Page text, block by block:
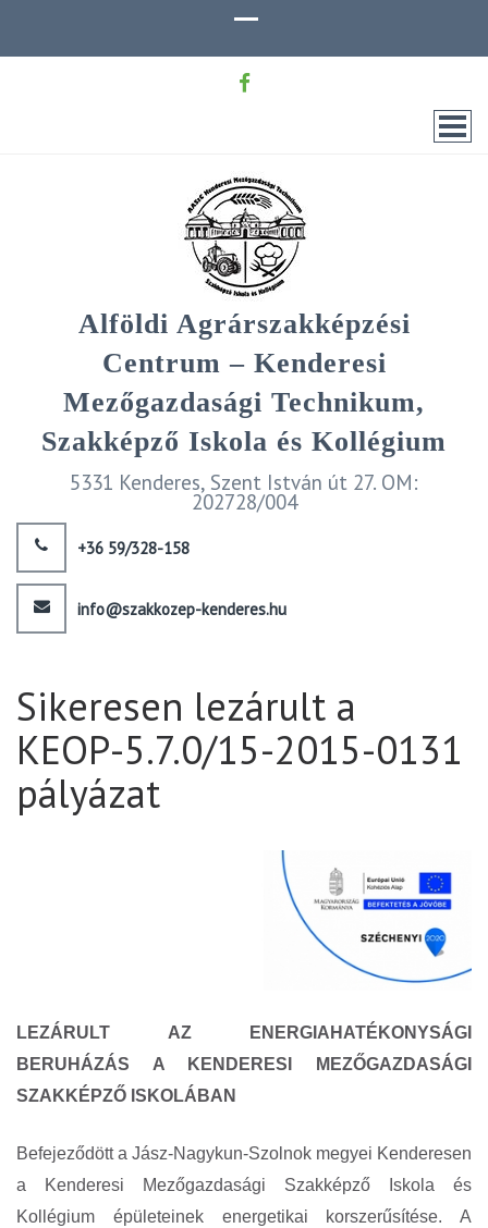
Alföldi Agrárszakképzési
Centrum – Kenderesi
Mezőgazdasági Technikum,
Szakképző Iskola és Kollégium
5331 Kenderes, Szent István út 27. OM:
202728/004
+36 59/328-158
info@szakkozep-kenderes.hu
Sikeresen lezárult a
KEOP-5.7.0/15-2015-0131
pályázat
LEZÁRULT AZ ENERGIAHATÉKONYSÁGI
BERUHÁZÁS A KENDERESI MEZŐGAZDASÁGI
SZAKKÉPZŐ ISKOLÁBAN
Befejeződött a Jász-Nagykun-Szolnok megyei Kenderesen
a Kenderesi Mezőgazdasági Szakképző Iskola és
Kollégium épületeinek energetikai korszerűsítése. A